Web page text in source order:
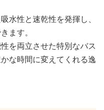
水性と速乾性を発揮し、
ます。
を両立させた特別なバス
な時間に変えてくれる逸